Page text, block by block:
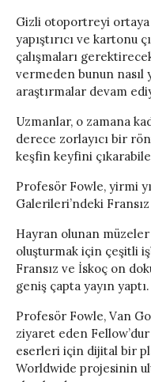
Gizli otoportreyi ortaya
yapıştırıcı ve kartonu
çalışmaları
vermeden bunun nasıl
araştırmalar devam
Uzmanlar, o zamana
derece zorlayıcı bir
keşfin keyfini
Profesör Fowle, yirmi
Galerileri’ndeki
Hayran olunan
oluşturmak için çeşitli
Fransız ve İskoç on
geniş çapta yayın yaptı.
Profesör Fowle, Van
ziyaret eden
eserleri için dijital bir
Worldwide projesinin